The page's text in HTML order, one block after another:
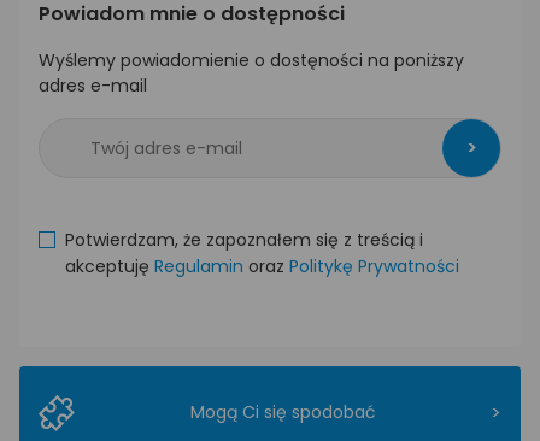
Powiadom mnie o dostępności
Wyślemy powiadomienie o dostęności na poniższy
adres e-mail
>
Potwierdzam, że zapoznałem się z treścią i
akceptuję Regulamin oraz Politykę Prywatności
Mogą Ci się spodobać >